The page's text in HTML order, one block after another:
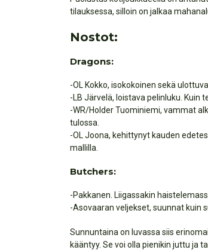
tilauksessa, silloin on jalkaa
Nostot:
Dragons:
-OL Kokko, isokokoinen sekä
-LB Järvelä, loistava pelinluku. Kuin
-WR/Holder Tuominiemi, vammat
tulossa.
-OL Joona, kehittynyt kauden
mallilla.
Butchers:
-Pakkanen. Liigassakin
-Asovaaran veljekset, suunnat kuin
Sunnuntaina on luvassa siis
kääntyy. Se voi olla pienikin juttu ja